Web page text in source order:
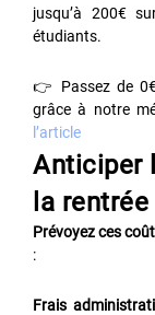
jusqu’à 200€
étudiants.
👉 Passez de
grâce à notre
l’article
Anticiper
la rentrée
Prévoyez ces
:
Frais